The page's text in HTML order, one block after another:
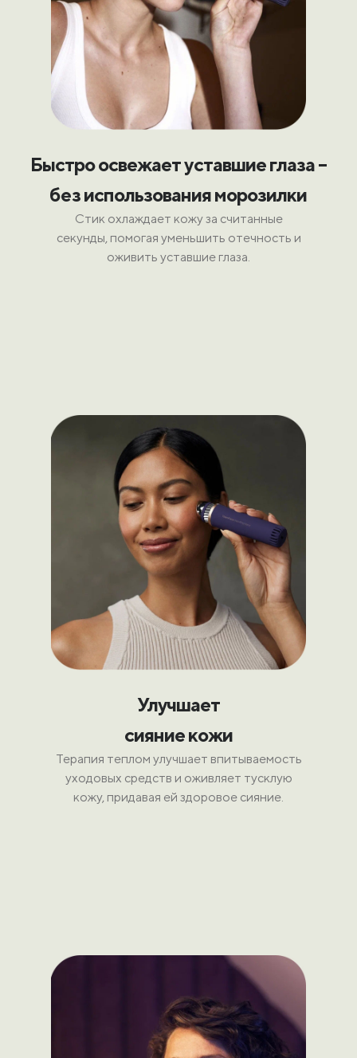
Быстро освежает уставшие глаза –
без использования морозилки
Стик охлаждает кожу за считанные
секунды, помогая уменьшить отечность и
оживить уставшие глаза.
Улучшает
сияние кожи
Терапия теплом улучшает впитываемость
уходовых средств и оживляет тусклую
кожу, придавая ей здоровое сияние.